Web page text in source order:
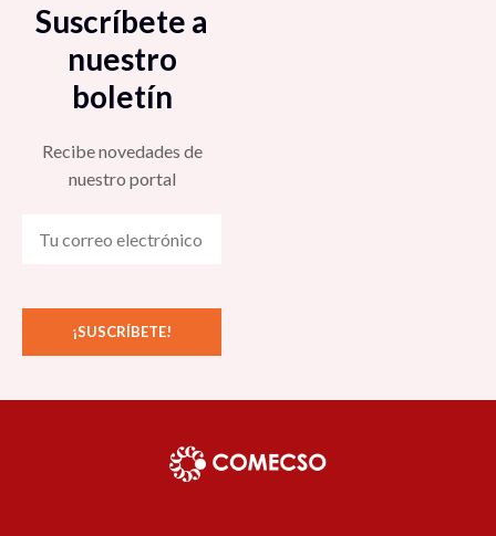
Suscríbete a
nuestro
boletín
Recibe novedades de
nuestro portal